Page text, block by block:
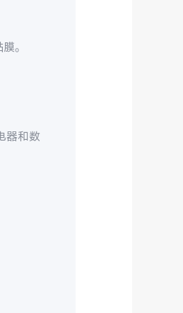
。
器和数